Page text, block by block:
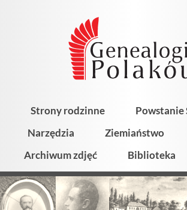
Strony rodzinne
Powstanie
Narzędzia
Ziemiaństwo
Archiwum zdjęć
Biblioteka